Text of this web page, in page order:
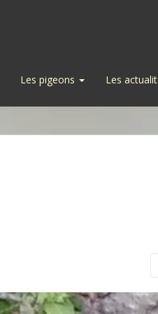
Les pigeons Les